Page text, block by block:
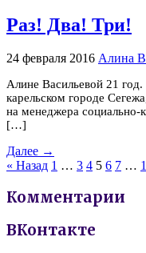
Раз! Два! Три!
24 февраля 2016 Алина
Алине Васильевой 21
карельском городе
на менеджера социально-
[…]
Далее →
« Назад 1 … 3 4 5 6 7 …
Комментарии
ВКонтакте